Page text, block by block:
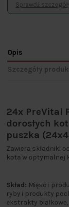
Sprawdź
Opis
Szczegóły
24x PreVital
dorosłych
puszka
Zawiera składniki
kota w optymalnej
Skład: Mięso i
ryby i produkty
ekstrakty